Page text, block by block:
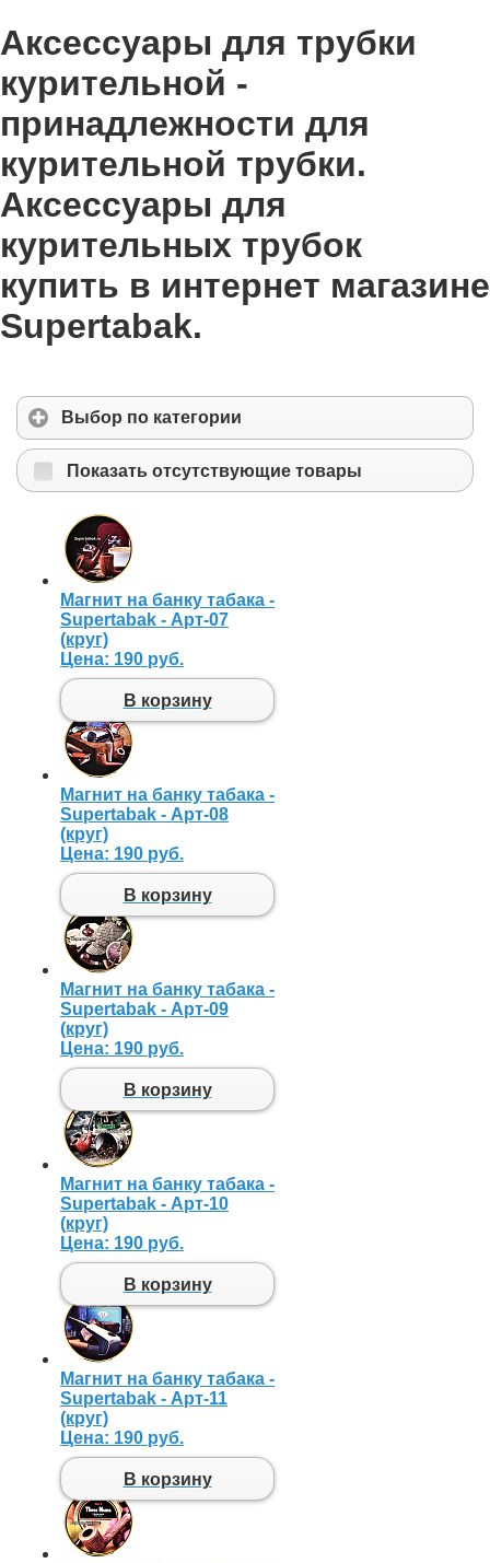
Аксессуары для трубки
курительной -
принадлежности для
курительной трубки.
Аксессуары для
курительных трубок
купить в интернет магазине
Supertabak.
Выбор по категории
Показать отсутствующие товары
Магнит на банку табака -
Supertabak - Арт-07
(круг)
Цена: 190 руб.
В корзину
Магнит на банку табака -
Supertabak - Арт-08
(круг)
Цена: 190 руб.
В корзину
Магнит на банку табака -
Supertabak - Арт-09
(круг)
Цена: 190 руб.
В корзину
Магнит на банку табака -
Supertabak - Арт-10
(круг)
Цена: 190 руб.
В корзину
Магнит на банку табака -
Supertabak - Арт-11
(круг)
Цена: 190 руб.
В корзину